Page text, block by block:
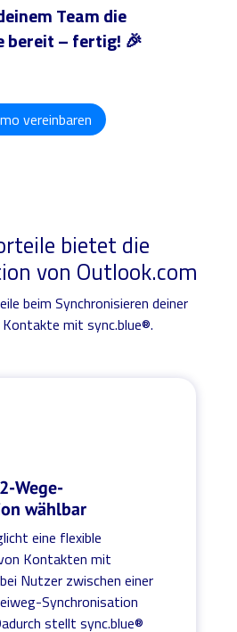
Team die
bereit – fertig! 🎉
vereinbaren
bietet die
von Outlook.com
beim Synchronisieren deiner
mit sync.blue®.
Wege-
wählbar
eine flexible
Kontakten mit
Nutzer zwischen einer
Synchronisation
stellt sync.blue®